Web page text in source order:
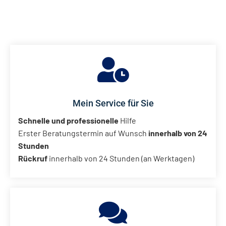
Mein Service für Sie
Schnelle und professionelle Hilfe
Erster Beratungstermin auf Wunsch innerhalb von 24
Stunden
Rückruf innerhalb von 24 Stunden (an Werktagen)